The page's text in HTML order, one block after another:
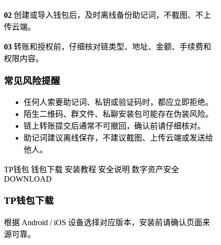
02 创建或导入钱包后，及时离线备份助记词，不截图、不上
传云端。
03 转账和授权前，仔细核对链类型、地址、金额、手续费和
权限内容。
常见风险提醒
任何人索要助记词、私钥或验证码时，都应立即拒绝。
陌生二维码、群文件、私聊安装包可能存在伪装风险。
链上转账提交后通常不可撤回，确认前请仔细核对。
助记词建议离线保存，不建议截图、上传云端或发送给
他人。
TP钱包 钱包下载 安装教程 安全说明 数字资产安全
DOWNLOAD
TP钱包下载
根据 Android / iOS 设备选择对应版本，安装前请确认页面来
源可靠。